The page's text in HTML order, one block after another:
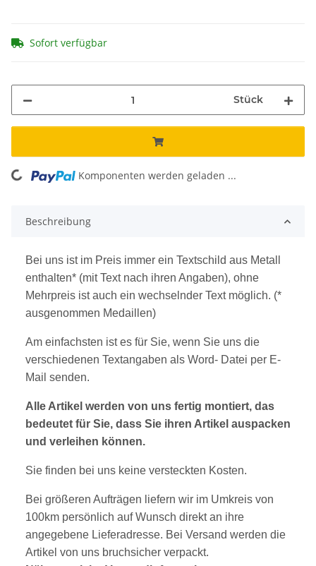
Sofort verfügbar
Stück
Loading... Komponenten werden geladen ...
Beschreibung
Bei uns ist im Preis immer ein Textschild aus Metall
enthalten* (mit Text nach ihren Angaben), ohne
Mehrpreis ist auch ein wechselnder Text möglich. (*
ausgenommen Medaillen)
Am einfachsten ist es für Sie, wenn Sie uns die
verschiedenen Textangaben als Word- Datei per E-
Mail senden.
Alle Artikel werden von uns fertig montiert, das
bedeutet für Sie, dass Sie ihren Artikel auspacken
und verleihen können.
Sie finden bei uns keine versteckten Kosten.
Bei größeren Aufträgen liefern wir im Umkreis von
100km persönlich auf Wunsch direkt an ihre
angegebene Lieferadresse. Bei Versand werden die
Artikel von uns bruchsicher verpackt.